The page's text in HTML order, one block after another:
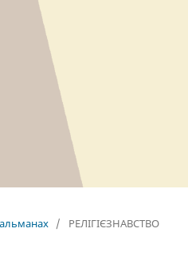
/ РЕЛІГІЄЗНАВСТВО